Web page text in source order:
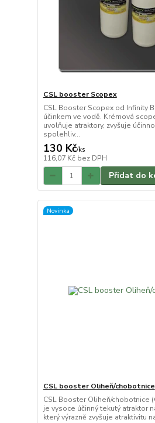
CSL booster Scopex
CSL Booster Scopex od Infinity
účinkem ve vodě. Krémová
uvolňuje atraktory, zvyšuje
spolehliv...
130 Kč/ks
116,07 Kč bez DPH
Přidat do
Novinka
CSL booster Oliheň/chobotnice
CSL Booster Oliheň/chobotnice
je vysoce účinný tekutý atraktor
který výrazně zvyšuje atraktivitu